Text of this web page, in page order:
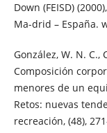
Down (FEISD)
Ma-drid – España.
González, W. N. C.,
Composición
menores de un
Retos: nuevas
recreación, (48),